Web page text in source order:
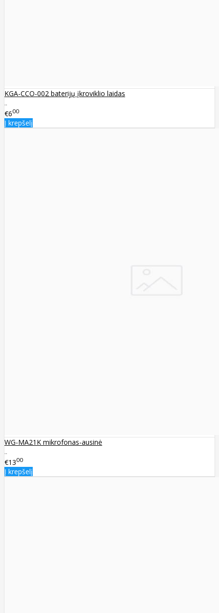
KGA-CCO-002 baterijų įkroviklio laidas
..
€600
Į krepšelį
WG-MA21K mikrofonas-ausinė
..
€1300
Į krepšelį